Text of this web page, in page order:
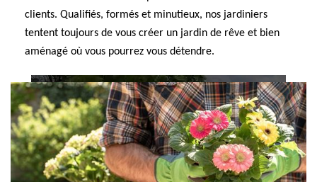
clients. Qualifiés, formés et minutieux, nos jardiniers
tentent toujours de vous créer un jardin de rêve et bien
aménagé où vous pourrez vous détendre.